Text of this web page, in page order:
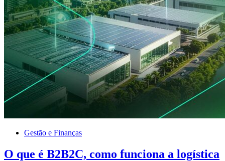
Gestão e Finanças
O que é B2B2C, como funciona a logística